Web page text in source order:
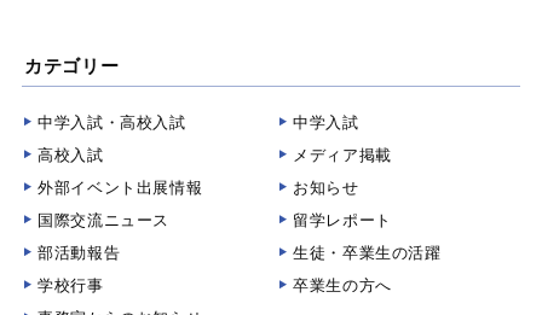
カテゴリー
中学入試・高校入試
中学入試
高校入試
メディア掲載
外部イベント出展情報
お知らせ
国際交流ニュース
留学レポート
部活動報告
生徒・卒業生の活躍
学校行事
卒業生の方へ